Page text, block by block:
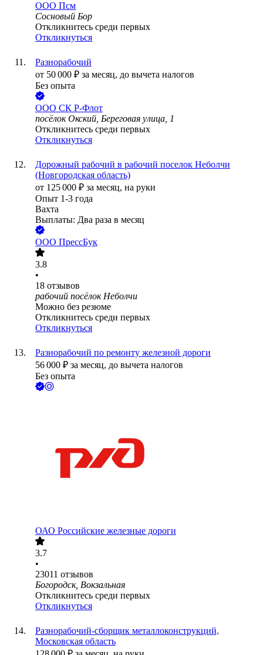
ООО Псм
Сосновый Бор
Откликнитесь среди первых
Откликнуться
Разнорабочий
от 50 000 ₽ за месяц, до вычета налогов
Без опыта
ООО СК Р-Флот
посёлок Окский, Береговая улица, 1
Откликнитесь среди первых
Откликнуться
Дорожный рабочий в рабочий поселок Неболчи
(Новгородская область)
от 125 000 ₽ за месяц, на руки
Опыт 1-3 года
Вахта
Выплаты: Два раза в месяц
ООО ПрессБук
3.8
•
18 отзывов
рабочий посёлок Неболчи
Можно без резюме
Откликнитесь среди первых
Откликнуться
Разнорабочий по ремонту железной дороги
56 000 ₽ за месяц, до вычета налогов
Без опыта
ОАО Российские железные дороги
3.7
•
23011 отзывов
Богородск, Вокзальная
Откликнитесь среди первых
Откликнуться
Разнорабочий-сборщик металлоконструкций,
Московская область